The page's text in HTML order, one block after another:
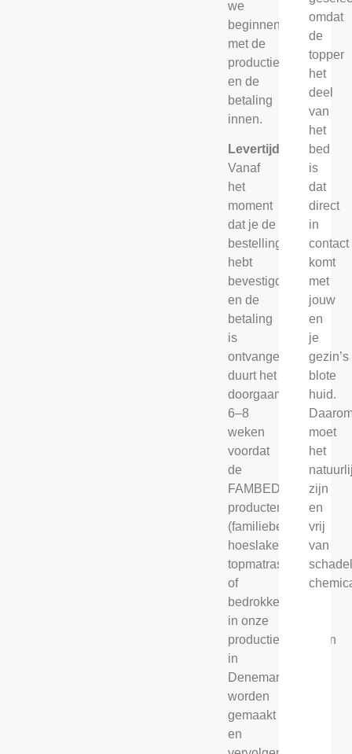
we
beginnen
met de
productie
en de
betaling
innen.
Levertijd
Vanaf
het
moment
dat je de
bestelling
hebt
bevestigd
en de
betaling
is
ontvangen,
duurt het
doorgaans
6–8
weken
voordat
de
FAMBED®
producten
(familiebed,
hoeslakens,
topmatrassen
of
bedrokken)
in onze
productiefaciliteiten
in
Denemarken
worden
gemaakt
en
omdat
de
topper
het
deel
van
het
bed
is
dat
direct
in
contact
komt
met
jouw
en
je
gezin’s
blote
huid.
moet
het
zijn
en
vrij
van